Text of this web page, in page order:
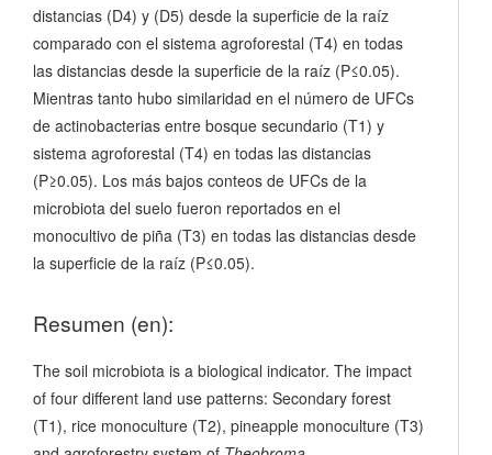
distancias (D4) y (D5) desde la superficie de la raíz
comparado con el sistema agroforestal (T4) en todas
las distancias desde la superficie de la raíz (P≤0.05).
Mientras tanto hubo similaridad en el número de UFCs
de actinobacterias entre bosque secundario (T1) y
sistema agroforestal (T4) en todas las distancias
(P≥0.05). Los más bajos conteos de UFCs de la
microbiota del suelo fueron reportados en el
monocultivo de piña (T3) en todas las distancias desde
la superficie de la raíz (P≤0.05).
Resumen (en):
The soil microbiota is a biological indicator. The impact
of four different land use patterns: Secondary forest
(T1), rice monoculture (T2), pineapple monoculture (T3)